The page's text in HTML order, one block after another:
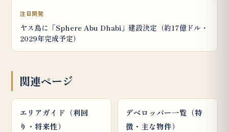
注目開発
ヤス島に「Sphere Abu Dhabi」建設決定（約17億ドル・
2029年完成予定）
関連ページ
エリアガイド（利回
り・将来性）
デベロッパー一覧（特
徴・主な物件）